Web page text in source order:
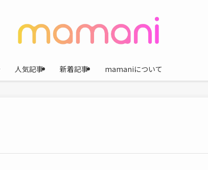
人気記事 新着記事 mamaniについて